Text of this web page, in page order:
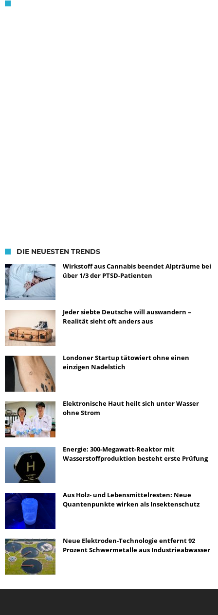
DIE NEUESTEN TRENDS
Wirkstoff aus Cannabis beendet Alpträume bei
über 1/3 der PTSD-Patienten
Jeder siebte Deutsche will auswandern –
Realität sieht oft anders aus
Londoner Startup tätowiert ohne einen
einzigen Nadelstich
Elektronische Haut heilt sich unter Wasser
ohne Strom
Energie: 300-Megawatt-Reaktor mit
Wasserstoffproduktion besteht erste Prüfung
Aus Holz- und Lebensmittelresten: Neue
Quantenpunkte wirken als Insektenschutz
Neue Elektroden-Technologie entfernt 92
Prozent Schwermetalle aus Industrieabwasser